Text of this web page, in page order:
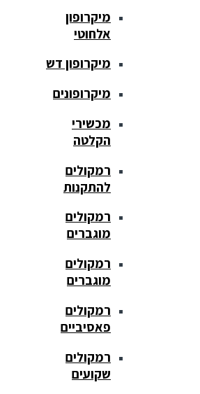
מיקרופון
אלחוטי
מיקרופון דש
מיקרופונים
מכשירי
הקלטה
רמקולים
להתקנות
רמקולים
מוגברים
רמקולים
מוגברים
רמקולים
פאסיביים
רמקולים
שקועים